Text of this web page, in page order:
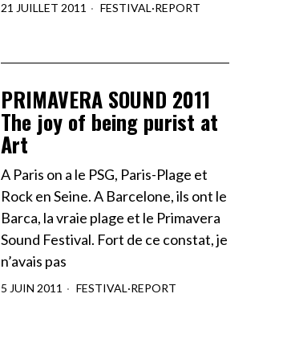
21 JUILLET 2011 FESTIVAL·REPORT
PRIMAVERA SOUND 2011
The joy of being purist at
Art
A Paris on a le PSG, Paris-Plage et
Rock en Seine. A Barcelone, ils ont le
Barca, la vraie plage et le Primavera
Sound Festival. Fort de ce constat, je
n’avais pas
5 JUIN 2011 FESTIVAL·REPORT